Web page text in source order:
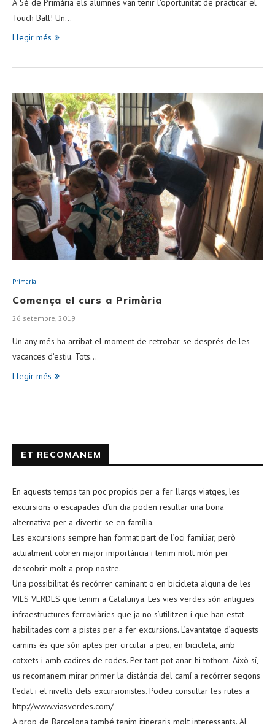
A 5è de Primària els alumnes van tenir l’oportunitat de practicar el
Touch Ball! Un…
Llegir més
Primaria
Comença el curs a Primària
26 setembre, 2019
Un any més ha arribat el moment de retrobar-se després de les
vacances d’estiu. Tots…
Llegir més
ET RECOMANEM
En aquests temps tan poc propicis per a fer llargs viatges, les
excursions o escapades d’un dia poden resultar una bona
alternativa per a divertir-se en família.
Les excursions sempre han format part de l’oci familiar, però
actualment cobren major importància i tenim molt món per
descobrir molt a prop nostre.
Una possibilitat és recórrer caminant o en bicicleta alguna de les
VIES VERDES que tenim a Catalunya. Les vies verdes són antigues
infraestructures ferroviàries que ja no s’utilitzen i que han estat
habilitades com a pistes per a fer excursions. L’avantatge d’aquests
camins és que són aptes per circular a peu, en bicicleta, amb
cotxets i amb cadires de rodes. Per tant pot anar-hi tothom. Això sí,
us recomanem mirar primer la distància del camí a recórrer segons
l’edat i el nivells dels excursionistes. Podeu consultar les rutes a:
http://www.viasverdes.com/
A prop de Barcelona també tenim itineraris molt interessants. Al